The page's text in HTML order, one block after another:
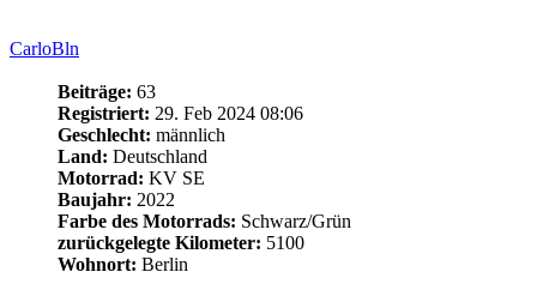
Motorrad:
Baujahr:
Farbe des Motorrads:
zurückgelegte Kilometer:5100
Wohnort:Berlin
Re: Wer fährt die SE im Rider Modus?
Zitieren
Beitrag von CarloBln